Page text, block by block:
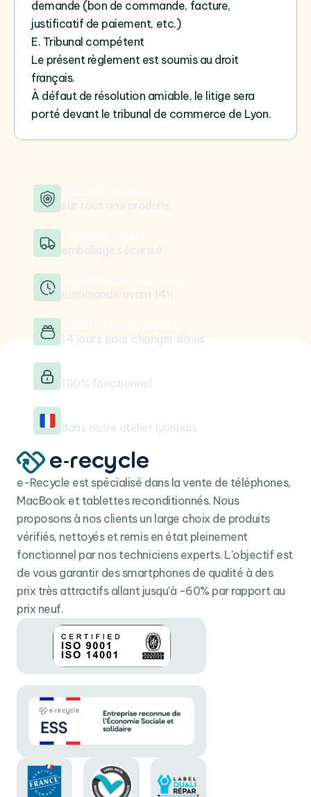
demande (bon de commande, facture,
justificatif de paiement, etc.)
E. Tribunal compétent
Le présent règlement est soumis au droit
français.
À défaut de résolution amiable, le litige sera
porté devant le tribunal de commerce de Lyon.
sur tous nos produits
emballage sécurisé
commande avant 14h
dans notre atelier lyonnais
100% fonctionnel
14 jours pour changer d’avis
e-Recycle est spécialisé dans la vente de téléphones,
MacBook et tablettes reconditionnés. Nous
proposons à nos clients un large choix de produits
vérifiés, nettoyés et remis en état pleinement
fonctionnel par nos techniciens experts. L'objectif est
de vous garantir des smartphones de qualité à des
prix très attractifs allant jusqu'à -60% par rapport au
prix neuf.